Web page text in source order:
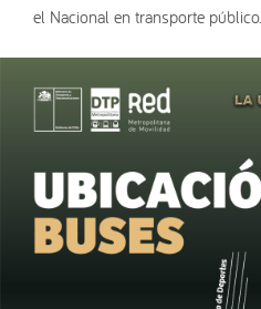
el Nacional en transporte público.